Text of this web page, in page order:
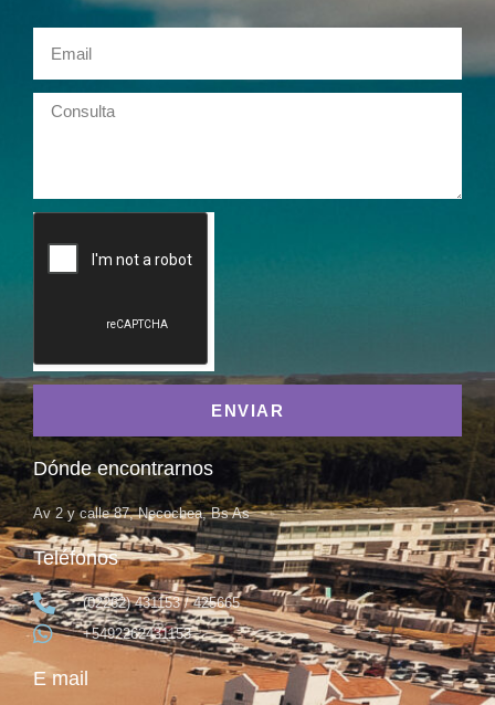
ENVIAR
Dónde encontrarnos
Av 2 y calle 87, Necochea, Bs As
Teléfonos
(02262) 431153 / 425665
+5492262431153
E mail